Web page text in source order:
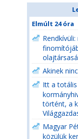
Elmúlt 24 óra
Akinek
Itt a
történt, a
Magyar
közülük